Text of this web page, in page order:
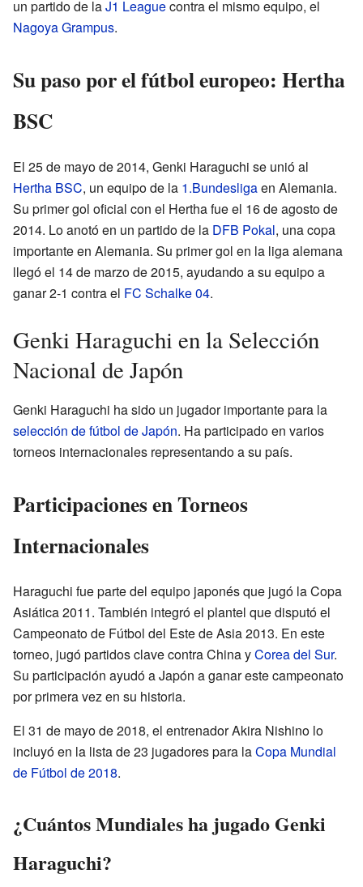
un partido de laJ1 Leaguecontra el mismo equipo, el
Nagoya Grampus.
Su paso por el fútbol europeo: Hertha
BSC
El 25 de mayo de 2014, Genki Haraguchi se unió al
Hertha BSC, un equipo de la 1.Bundesligaen Alemania.
Su primer gol oficial con el Hertha fue el 16 de agosto de
2014. Lo anotó en un partido de la DFB Pokal, una copa
importante en Alemania. Su primer gol en la liga alemana
llegó el 14 de marzo de 2015, ayudando a su equipo a
ganar 2-1 contra el FC Schalke 04.
Genki Haraguchi en la Selección
Nacional de Japón
Genki Haraguchi ha sido un jugador importante para la
selección de fútbol de Japón. Ha participado en varios
torneos internacionales representando a su país.
Participaciones en Torneos
Internacionales
Haraguchi fue parte del equipo japonés que jugó la Copa
Asiática 2011. También integró el plantel que disputó el
Campeonato de Fútbol del Este de Asia 2013. En este
torneo, jugó partidos clave contra China yCorea del Sur.
Su participación ayudó a Japón a ganar este campeonato
por primera vez en su historia.
El 31 de mayo de 2018, el entrenador Akira Nishino lo
incluyó en la lista de 23 jugadores para laCopa Mundial
de Fútbol de 2018.
¿Cuántos Mundiales ha jugado Genki
Haraguchi?